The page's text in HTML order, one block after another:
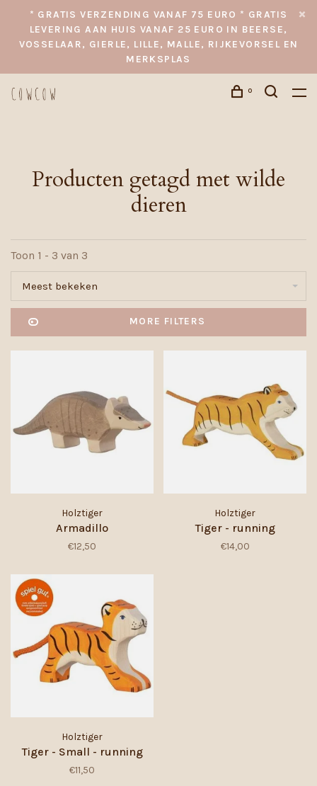
* GRATIS VERZENDING VANAF 75 EURO * GRATIS
LEVERING AAN HUIS VANAF 25 EURO IN BEERSE,
VOSSELAAR, GIERLE, LILLE, MALLE, RIJKEVORSEL EN
MERKSPLAS
0
Producten getagd met wilde
dieren
Toon 1 - 3 van 3
Meest bekeken
MORE FILTERS
Holztiger
Armadillo
€12,50
Holztiger
Tiger - running
€14,00
Holztiger
Tiger - Small - running
€11,50